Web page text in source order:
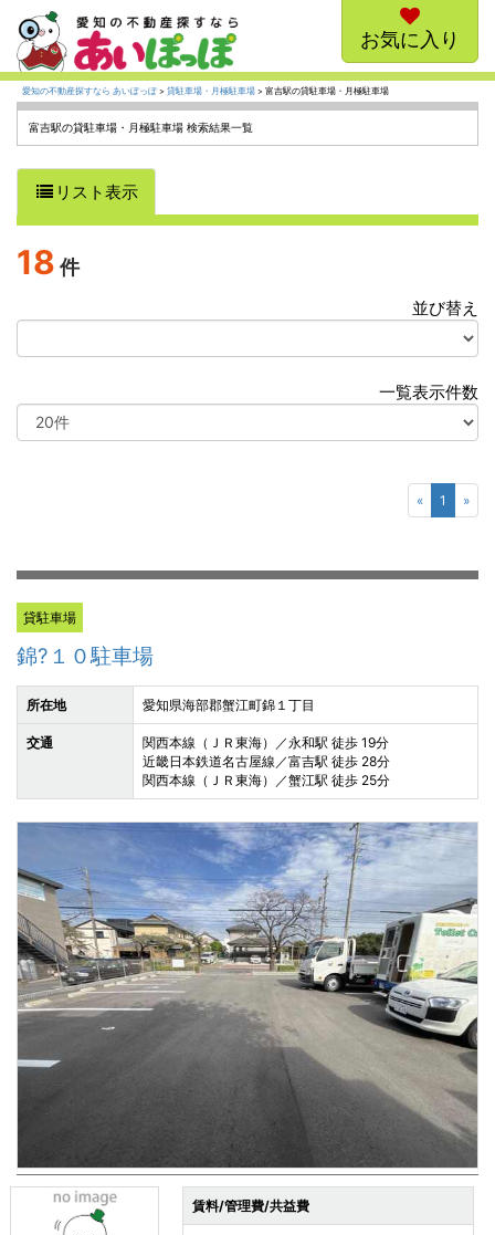
お気に入り
愛知の不動産探すなら あいぽっぽ> 貸駐車場・月極駐車場 > 富吉駅の貸駐車場・月極駐車場
富吉駅の貸駐車場・月極駐車場 検索結果一覧
リスト表示
18 件
並び替え
一覧表示件数
« 1 »
貸駐車場
錦?１０駐車場
所在地 愛知県海部郡蟹江町錦１丁目
交通
関西本線（ＪＲ東海）／永和駅 徒歩 19分
近畿日本鉄道名古屋線／富吉駅 徒歩 28分
関西本線（ＪＲ東海）／蟹江駅 徒歩 25分
賃料/管理費/共益費